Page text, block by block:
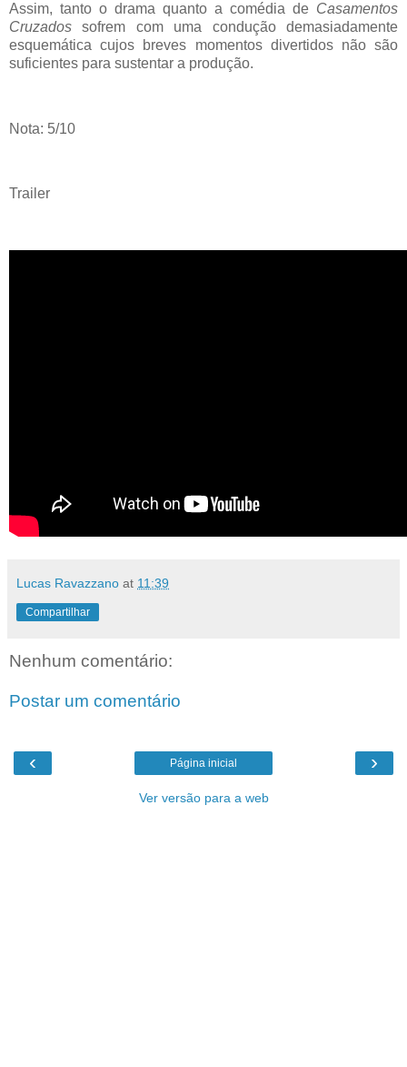
Assim, tanto o drama quanto a comédia de Casamentos
Cruzadossofrem com uma condução demasiadamente
esquemática cujos breves momentos divertidos não são
suficientes para sustentar a produção.
Nota: 5/10
Trailer
Lucas Ravazzano at 11:39
Compartilhar
Nenhum comentário:
Postar um comentário
‹ ›
Página inicial
Ver versão para a web